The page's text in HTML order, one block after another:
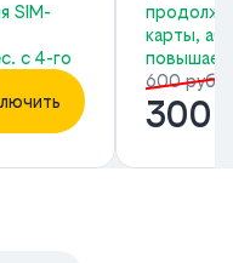
SIM-
с 4-го
карты,
600 руб/
300